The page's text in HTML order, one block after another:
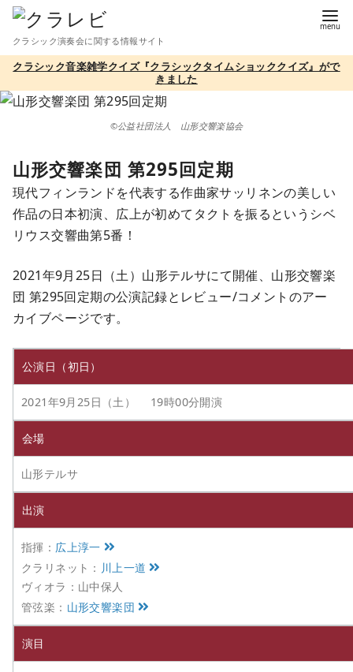
テ
ツ
クラシック演奏会に関する情報サイト
クラシック音楽雑学クイズ『クラシックタイムショッククイズ』がで
きました
©公益社団法人 山形交響楽協会
山形交響楽団 第295回定期
現代フィンランドを代表する作曲家サッリネンの美しい
作品の日本初演、広上が初めてタクトを振るというシベ
リウス交響曲第5番！
2021年9月25日（土）山形テルサにて開催、山形交響楽
団 第295回定期の公演記録とレビュー/コメントのアー
カイブページです。
公演日（初日）
2021年9月25日（土） 19時00分開演
会場
山形テルサ
出演
指揮： 広上淳一
クラリネット： 川上一道
ヴィオラ：山中保人
管弦楽： 山形交響楽団
演目